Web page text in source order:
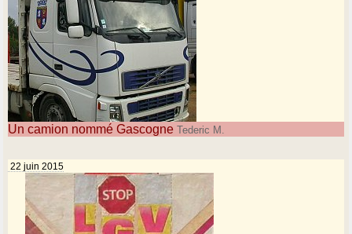
Un camion nommé Gascogne Tederic M.
22 juin 2015